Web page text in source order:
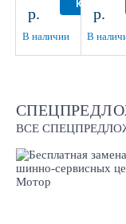
более
р.
КУПИТЬ
В наличии
D98.5
р.
В
ВСЕ